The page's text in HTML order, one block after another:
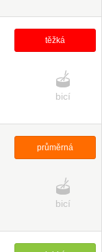
těžká
bicí
průměrná
bicí